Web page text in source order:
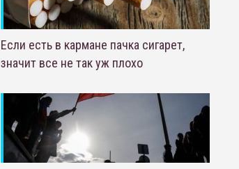
Если есть в кармане пачка сигарет,
значит все не так уж плохо